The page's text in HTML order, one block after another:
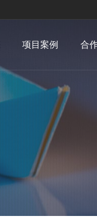
项目案例 合